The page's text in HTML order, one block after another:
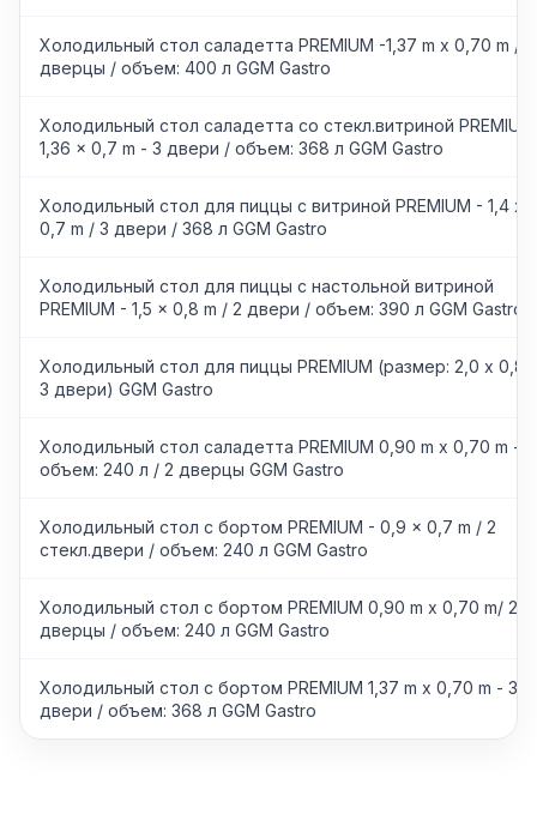
Холодильный стол саладетта PREMIUM -1,37 m x 0,70 m /3
дверцы / объем: 400 л GGM Gastro
Холодильный стол саладетта со стекл.витриной PREMIUM
1,36 x 0,7 m - 3 двери / объем: 368 л GGM Gastro
Холодильный стол для пиццы с витриной PREMIUM - 1,4 x
0,7 m / 3 двери / 368 л GGM Gastro
Холодильный стол для пиццы с настольной витриной
PREMIUM - 1,5 x 0,8 m / 2 двери / объем: 390 л GGM Gastro
Холодильный стол для пиццы PREMIUM (размер: 2,0 x 0,8
3 двери) GGM Gastro
Холодильный стол саладетта PREMIUM 0,90 m x 0,70 m -
объем: 240 л / 2 дверцы GGM Gastro
Холодильный стол с бортом PREMIUM - 0,9 x 0,7 m / 2
стекл.двери / объем: 240 л GGM Gastro
Холодильный стол с бортом PREMIUM 0,90 m x 0,70 m/ 2
дверцы / объем: 240 л GGM Gastro
Холодильный стол с бортом PREMIUM 1,37 m x 0,70 m - 3
двери / объем: 368 л GGM Gastro